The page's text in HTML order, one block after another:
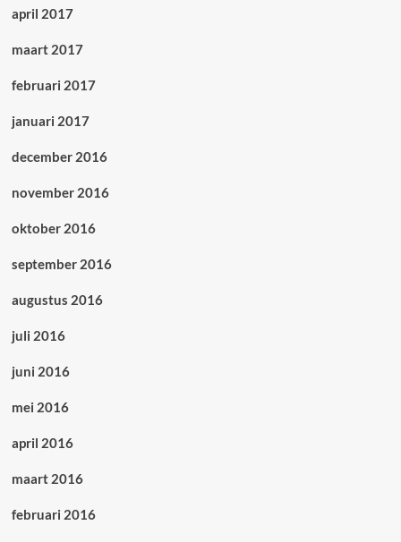
april 2017
maart 2017
februari 2017
januari 2017
december 2016
november 2016
oktober 2016
september 2016
augustus 2016
juli 2016
juni 2016
mei 2016
april 2016
maart 2016
februari 2016